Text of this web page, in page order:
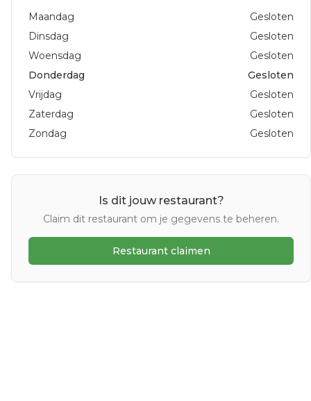
Maandag
Gesloten
Dinsdag
Gesloten
Woensdag
Gesloten
Donderdag
Gesloten
Vrijdag
Gesloten
Zaterdag
Gesloten
Zondag
Gesloten
Is dit jouw restaurant?
Claim dit restaurant om je gegevens te beheren.
Restaurant claimen